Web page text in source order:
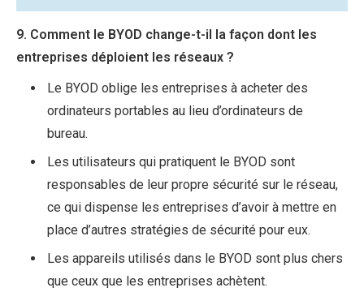
9. Comment le BYOD change-t-il la façon dont les
entreprises déploient les réseaux ?
Le BYOD oblige les entreprises à acheter des
ordinateurs portables au lieu d’ordinateurs de
bureau.
Les utilisateurs qui pratiquent le BYOD sont
responsables de leur propre sécurité sur le réseau,
ce qui dispense les entreprises d’avoir à mettre en
place d’autres stratégies de sécurité pour eux.
Les appareils utilisés dans le BYOD sont plus chers
que ceux que les entreprises achètent.